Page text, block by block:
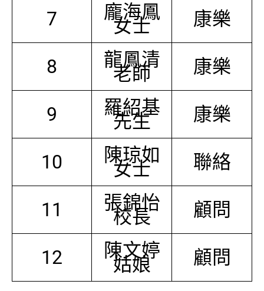
7 龐海鳳
女士 康樂
8 龍鳳清
老師 康樂
9 羅紹基
先生 康樂
10 陳琼如
女士 聯絡
11 張錦怡
校長 顧問
12 陳文婷
姑娘 顧問